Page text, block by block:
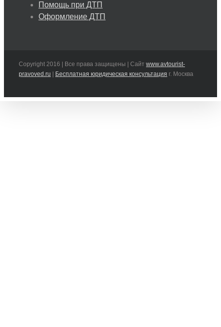
Помощь при ДТП
Оформление ДТП
Copyright 2016 | Все права защищены | Сайт www.avtourist-
pravoved.ru
Бесплатная юридическая консультация г. Москва